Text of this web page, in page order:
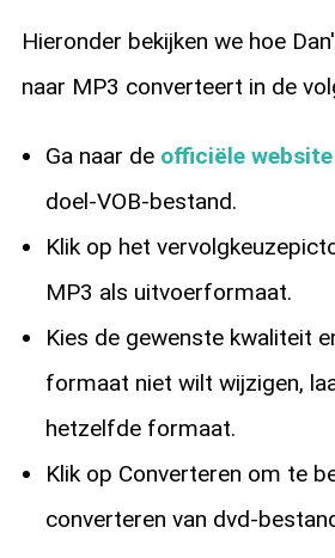
Hieronder bekijken we hoe
naar MP3 converteert in de
Ga naar de officiële website
doel-VOB-bestand.
Klik op het
MP3 als uitvoerformaat.
Kies de gewenste kwaliteit
formaat niet wilt wijzigen,
hetzelfde formaat.
Klik op Converteren om te
converteren van dvd-